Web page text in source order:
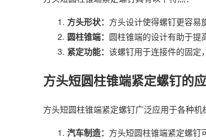
方头形状： 方头设计使得螺钉更容易
圆柱锥端： 圆柱锥端的设计有助于提
紧定功能： 该螺钉用于连接件的固定
方头短圆柱锥端紧定螺钉的
方头短圆柱锥端紧定螺钉广泛应用于各种机
汽车制造： 方头短圆柱锥端紧定螺钉